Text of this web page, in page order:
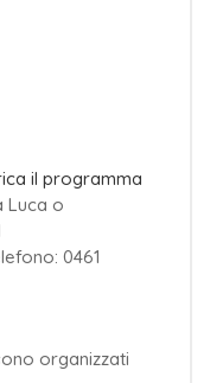
il programma
Luca o
0461
organizzati